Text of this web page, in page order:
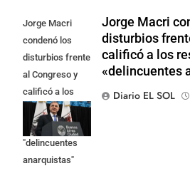
Jorge Macri
condenó los
disturbios frente
al Congreso y
calificó a los
responsables
como
"delincuentes
anarquistas"
Jorge Macri
disturbios
calificó a los
«delincuentes
Diario EL SOL